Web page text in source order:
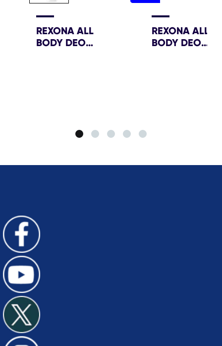
REXONA ALL
BODY DEO
REXONA ALL
BODY DEO